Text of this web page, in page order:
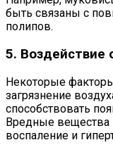
быть связаны с
полипов.
5.
Некоторые
загрязнение
способствовать
Вредные вещества
воспаление и